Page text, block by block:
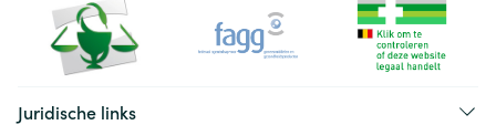
Juridische links